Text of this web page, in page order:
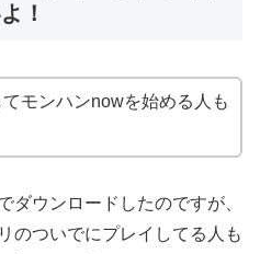
！
モンハンnowを始める人も
ダウンロードしたのですが、
のついでにプレイしてる人も